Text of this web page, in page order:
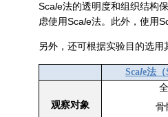
Scale法的透明度和组织结构
虑使用Scale法。此外，使用
另外，还可根据实验目的选
ScaIe法（
观察对象
骨